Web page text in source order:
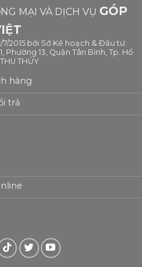
MẠI VÀ DỊCH VỤ GÓP
7/2015 bởi Sở Kế hoạch & Đầu tư
Phường 13, Quận Tân Bình, Tp. Hồ
THỦY
hàng
trả